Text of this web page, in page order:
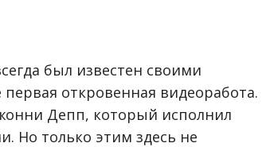
был известен своими
откровенная видеоработа.
Депп, который исполнил
Но только этим здесь не